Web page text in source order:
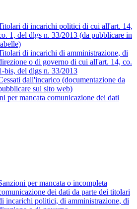
di incarichi politici di cui all'art. 14,
1, del dlgs n. 33/2013 (da pubblicare in
di incarichi di amministrazione, di
o di governo di cui all'art. 14, co.
bis, del dlgs n. 33/2013
dall'incarico (documentazione da
sul sito web)
per mancata comunicazione dei dati
per mancata o incompleta
dei dati da parte dei titolari
incarichi politici, di amministrazione, di